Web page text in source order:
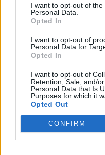
I want to opt-out of the
Personal Data.
Opted In
I want to opt-out of
Personal Data for
Opted In
I want to opt-out of
Retention, Sale, and/
Personal Data that Is
Purposes for which it
Opted Out
CONFIRM